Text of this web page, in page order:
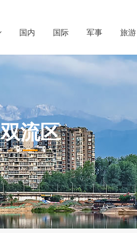
国内 国际 军事 旅游
双流区